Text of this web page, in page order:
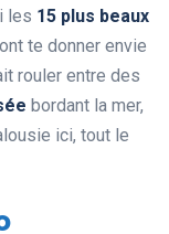
les 15 plus beaux
te donner envie
rouler entre des
bordant la mer,
ici, tout le